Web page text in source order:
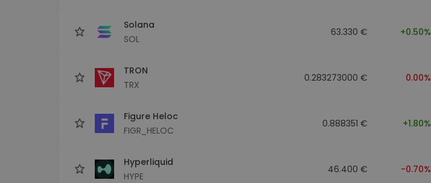
Solana
SOL
63.330 € +0.50%
TRON
TRX
0.283273000 € 0.00%
Figure Heloc
FIGR_HELOC
0.888351 € +1.80%
Hyperliquid
HYPE
46.400 € -0.70%